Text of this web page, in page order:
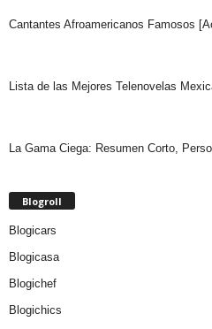
Cantantes Afroamericanos Famosos
Lista de las Mejores Telenovelas
La Gama Ciega: Resumen Corto,
Blogroll
Blogicars
Blogicasa
Blogichef
Blogichics